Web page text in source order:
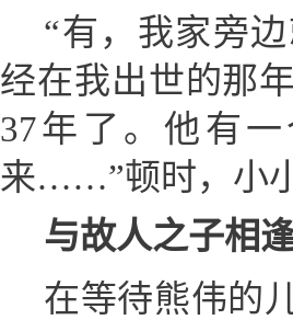
“有，我家旁
经在我出世的那
37年了。他有
来……”顿时，小
与故人之子相
在等待熊伟的